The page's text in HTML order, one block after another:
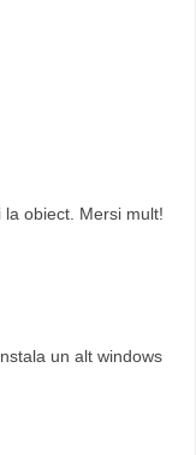
obiect. Mersi mult!
un alt windows